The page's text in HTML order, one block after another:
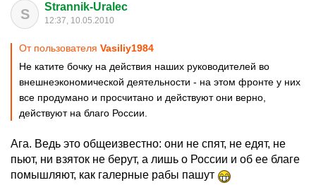
S Strannik-Uralec
12:37, 10.05.2010
От пользователя Vasiliy1984
Не катите бочку на действия наших руководителей во
внешнеэкономической деятельности - на этом фронте у них
все продумано и просчитано и действуют они верно,
действуют на благо России.
Ага. Ведь это общеизвестно: они не спят, не едят, не
пьют, ни взяток не берут, а лишь о России и об ее благе
помышляют, как галерные рабы пашут